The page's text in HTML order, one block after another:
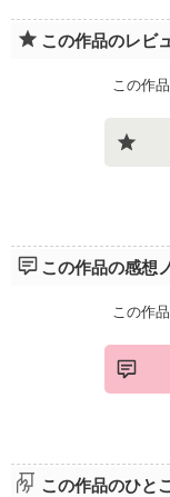
この作品のレビ
この作
この作品の感想
この作
この作品のひと